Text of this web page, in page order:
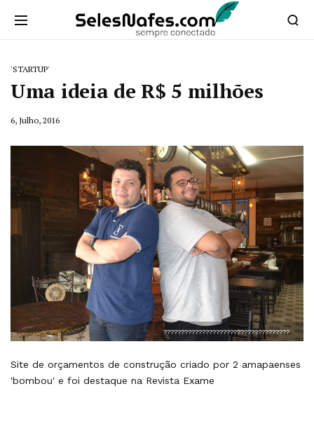
'STARTUP'
Uma ideia de R$ 5 milhões
6, Julho, 2016
????????????????????????????????????
Site de orçamentos de construção criado por 2 amapaenses
'bombou' e foi destaque na Revista Exame